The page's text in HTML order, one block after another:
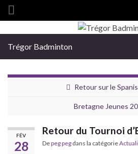
Search for:
Trégor Badminton
Retour sur le
Bretagne Jeunes
FÉV
28
Retour du Tournoi
Depeg peg dans la catégorie